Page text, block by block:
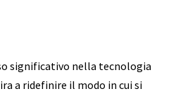
significativo nella tecnologia
a ridefinire il modo in cui si